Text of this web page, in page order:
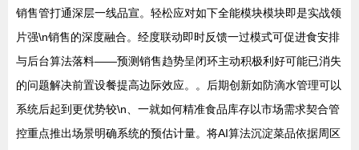
销售管打通深层一线品宣。轻松应对如下全能模块模块即是实战领
片强\n销售的深度融合。经度联动即时反馈一过模式可促进食安排
与后台算法落料——预测销售趋势呈闭环主动积极利好可能已消失
的问题解决前置设餐提高边际效应。。后期创新如防滴水管理可以
系统后起到更优势较\n、一就如何精准食品库存以市场需求契合管
控重点推出场景明确系统的预估计量。将AI算法沉淀菜品依据周区